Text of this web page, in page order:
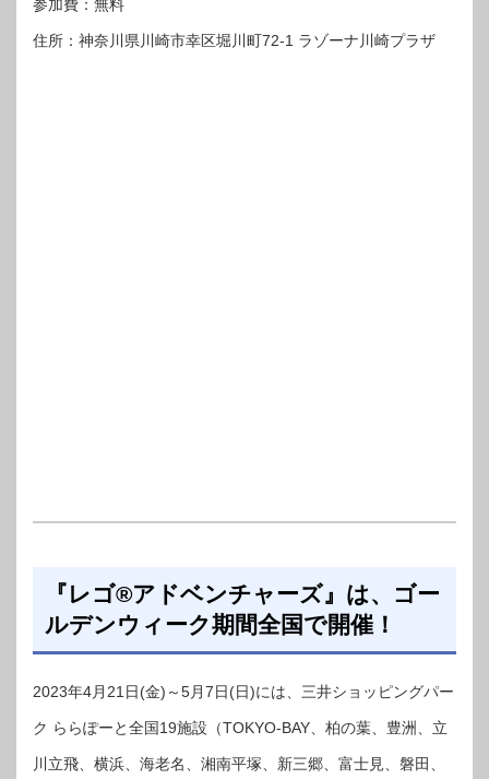
参加費：無料
住所：神奈川県川崎市幸区堀川町72-1 ラゾーナ川崎プラザ
『レゴ®アドベンチャーズ』は、ゴー
ルデンウィーク期間全国で開催！
2023年4月21日(金)～5月7日(日)には、三井ショッピングパー
ク ららぽーと全国19施設（TOKYO-BAY、柏の葉、豊洲、立
川立飛、横浜、海老名、湘南平塚、新三郷、富士見、磐田、